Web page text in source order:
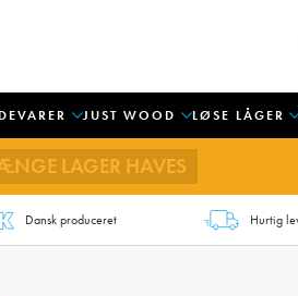
JUST WOOD LØSE LÅGER
LAGER HAVES
Dansk produceret Hurtig